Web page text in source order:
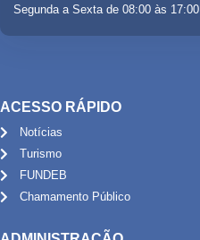
Segunda a Sexta de 08:00 às 17:00
ACESSO RÁPIDO
Notícias
Turismo
FUNDEB
Chamamento Público